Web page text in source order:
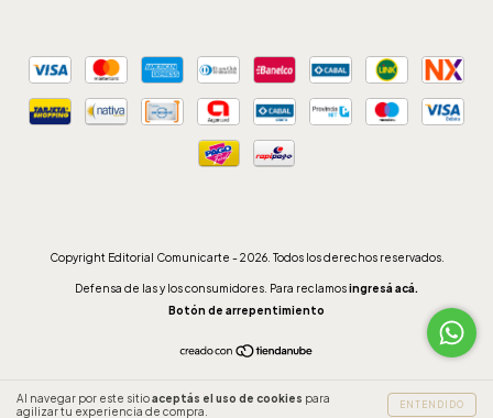
Al navegar por este sitioaceptás el uso de cookies para
agilizar tu experiencia de compra.
ENTENDIDO
Copyright Editorial Comunicarte - 2026. Todos los derechos reservados.
Defensa de las y los consumidores. Para reclamosingresá acá.
Botón de arrepentimiento